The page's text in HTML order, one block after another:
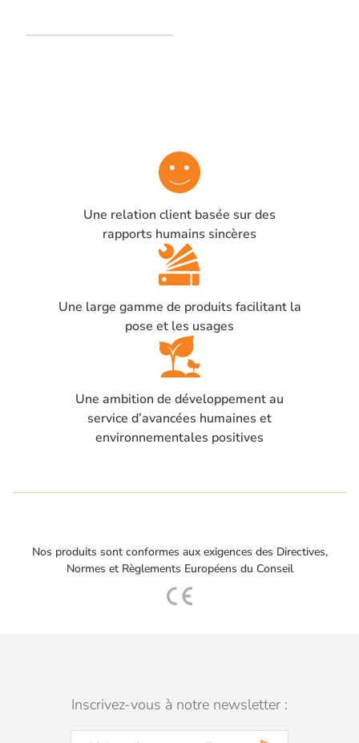
Une relation client basée sur des
rapports humains sincères
Une large gamme de produits facilitant la
pose et les usages
Une ambition de développement au
service d’avancées humaines et
environnementales positives
Nos produits sont conformes aux exigences des Directives,
Normes et Règlements Européens du Conseil
Inscrivez-vous à notre newsletter :